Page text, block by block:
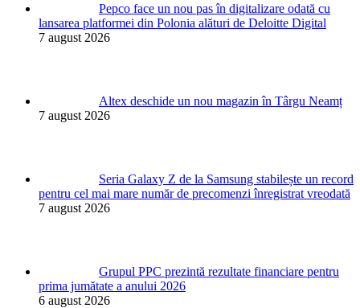
Pepco face un nou pas în digitalizare odată cu
lansarea platformei din Polonia alături de Deloitte Digital
7 august 2026
Altex deschide un nou magazin în Târgu Neamț
7 august 2026
Seria Galaxy Z de la Samsung stabilește un record
pentru cel mai mare număr de precomenzi înregistrat vreodată
7 august 2026
Grupul PPC prezintă rezultate financiare pentru
prima jumătate a anului 2026
6 august 2026